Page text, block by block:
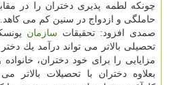
چونكه لطمه پذیری دختران را در
حاملگی و ازدواج در سنین كم می كاهد.
صمدی افزود: تحقیقات سازمان
تحصیلی بالاتر می تواند درآمد یك
مزایایی را برای خود دختران، خانواده
بعلاوه دختران با تحصیلات بالاتر